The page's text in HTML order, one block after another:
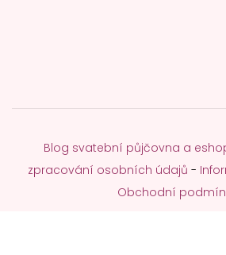
Blog svatební půjčovna a
zpracování osobních údajů -
Obchodní